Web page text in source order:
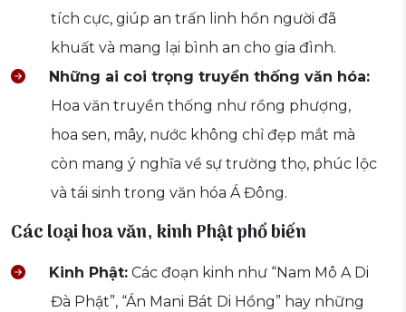
tích cực, giúp an trấn linh hồn người đã
khuất và mang lại bình an cho gia đình.
Những ai coi trọng truyền thống văn hóa:
Hoa văn truyền thống như rồng phượng,
hoa sen, mây, nước không chỉ đẹp mắt mà
còn mang ý nghĩa về sự trường thọ, phúc lộc
và tái sinh trong văn hóa Á Đông.
Các loại hoa văn, kinh Phật phổ biến
Kinh Phật: Các đoạn kinh như “Nam Mô A Di
Đà Phật”, “Án Mani Bát Di Hồng” hay những